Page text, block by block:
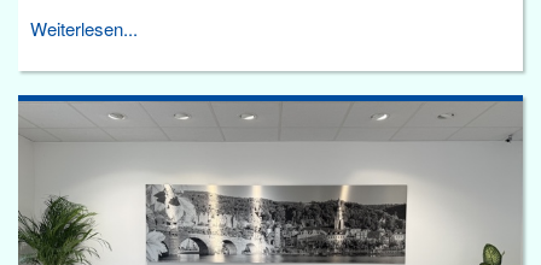
Weiterlesen...